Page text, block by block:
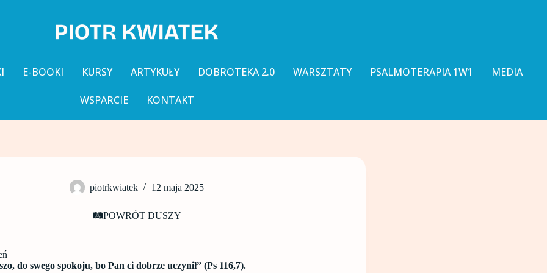
E-BOOKI KURSY ARTYKUŁY DOBROTEKA 2.0 WARSZTATY PSALMOTERAPIA 1W1 MEDIA
WSPARCIE KONTAKT
piotrkwiatek 12 maja 2025
🛤️POWRÓT DUSZY
do swego spokoju, bo Pan ci dobrze uczynił” (Ps 116,7).